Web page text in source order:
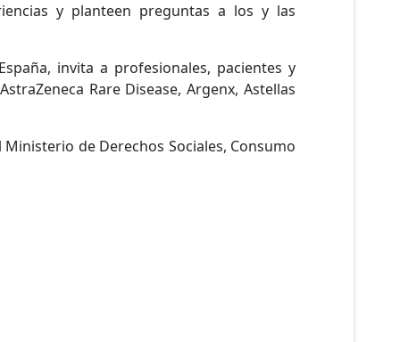
y planteen preguntas a los y las
invita a profesionales, pacientes y
Rare Disease, Argenx, Astellas
Ministerio de Derechos Sociales, Consumo